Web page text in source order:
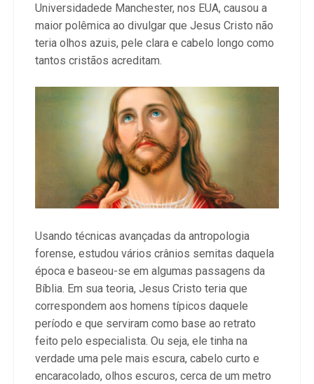
Universidadede Manchester, nos EUA, causou a
maior polêmica ao divulgar que Jesus Cristo não
teria olhos azuis, pele clara e cabelo longo como
tantos cristãos acreditam.
Usando técnicas avançadas da antropologia
forense, estudou vários crânios semitas daquela
época e baseou-se em algumas passagens da
Bíblia. Em sua teoria, Jesus Cristo teria que
correspondem aos homens típicos daquele
período e que serviram como base ao retrato
feito pelo especialista. Ou seja, ele tinha na
verdade uma pele mais escura, cabelo curto e
encaracolado, olhos escuros, cerca de um metro